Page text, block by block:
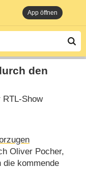
App öffnen
den
RTL-Show
Oliver Pocher,
kommende